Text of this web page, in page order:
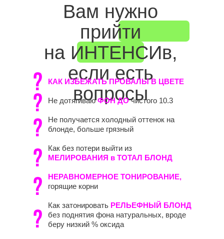
Вам нужно
прийти
на ИНТЕНСИв,
если есть
вопросы
КАК ИЗБЕЖАТЬ ПРОВАЛЫ В ЦВЕТЕ
Не дотягиваюФОН ДОчистого 10.3
Не получается холодный оттенок на
блонде, больше грязный
Как без потери выйти из
МЕЛИРОВАНИЯ в ТОТАЛ БЛОНД
НЕРАВНОМЕРНОЕ ТОНИРОВАНИЕ,
горящие корни
Как затонировать РЕЛЬЕФНЫЙ БЛОНД
без поднятия фона натуральных, вроде
беру низкий % оксида